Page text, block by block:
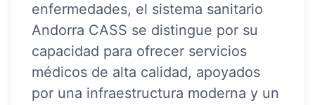
enfermedades, el sistema sanitario
Andorra CASS se distingue por su
capacidad para ofrecer servicios
médicos de alta calidad, apoyados
por una infraestructura moderna y un